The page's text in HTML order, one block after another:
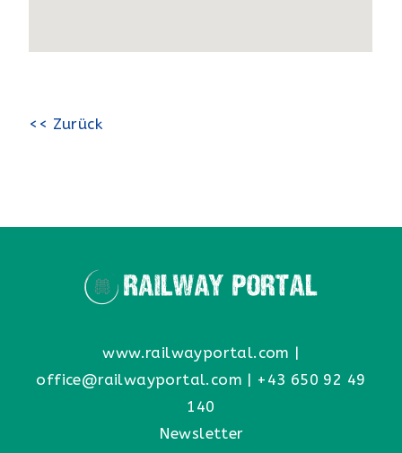
<< Zurück
www.railwayportal.com |
office@railwayportal.com | +43 650 92 49
140
Newsletter